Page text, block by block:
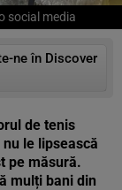
social media
ne în Discover
de tenis
le lipsească
pe măsură.
mulți bani din